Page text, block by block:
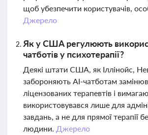
щоб убезпечити користувачів,
Джерело
Як у США регулюють
чатботів у психотерапії?
Деякі штати США, як Іллінойс,
забороняють AI-чатботам
ліцензованих терапевтів і
використовувався лише для
завдань, а не для прямої терапії
людини. Джерело